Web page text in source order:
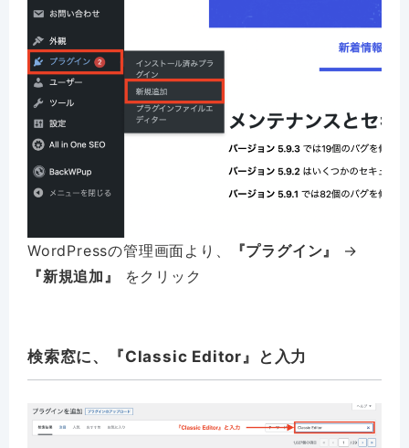
WordPressの管理画面より、 『プラグイン』
→
『新規追加』 をクリック
検索窓に、『Classic Editor』と入力